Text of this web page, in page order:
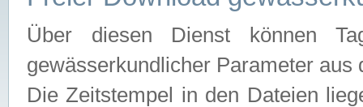
Über diesen Dienst können
gewässerkundlicher Parameter aus
Die Zeitstempel in den Dateien